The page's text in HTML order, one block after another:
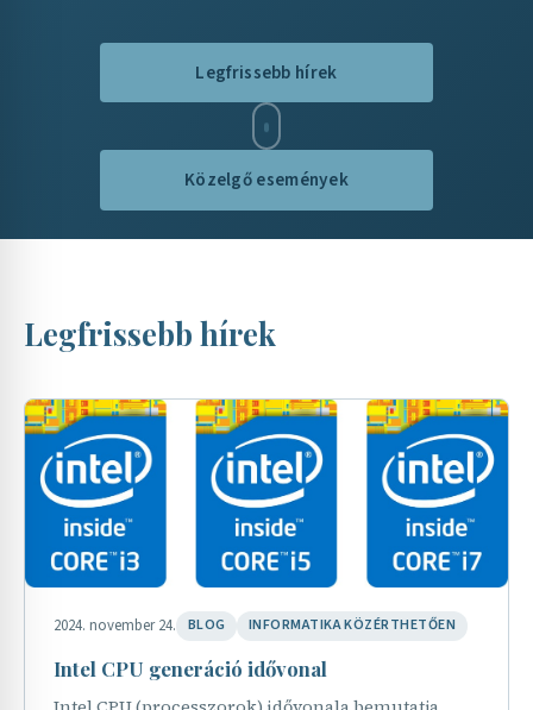
Legfrissebb hírek
Közelgő események
Legfrissebb hírek
2024. november 24. BLOG INFORMATIKA KÖZÉRTHETŐEN
Intel CPU generáció idővonal